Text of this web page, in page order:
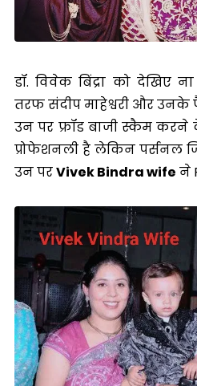
डॉ. विवेक बिंद्रा को देखिए
तरफ संदीप माहेश्वरी और
उन पर फ्रॉड बाजी स्कैम
प्रोफेशनली है लेकिन पर्सनल
उन परVivek Bindra wife ने